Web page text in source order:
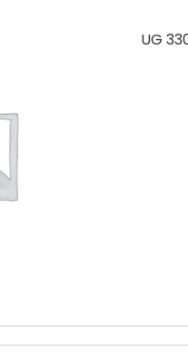
UG